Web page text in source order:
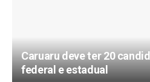
Caruaru deve ter 20
federal e estadual